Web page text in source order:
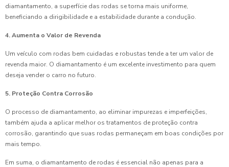
diamantamento, a superfície das rodas se torna mais uniforme,
beneficiando a dirigibilidade e a estabilidade durante a condução.
4. Aumenta o Valor de Revenda
Um veículo com rodas bem cuidadas e robustas tende a ter um valor de
revenda maior. O diamantamento é um excelente investimento para quem
deseja vender o carro no futuro.
5. Proteção Contra Corrosão
O processo de diamantamento, ao eliminar impurezas e imperfeições,
também ajuda a aplicar melhor os tratamentos de proteção contra
corrosão, garantindo que suas rodas permaneçam em boas condições por
mais tempo.
Em suma, o diamantamento de rodas é essencial não apenas para a